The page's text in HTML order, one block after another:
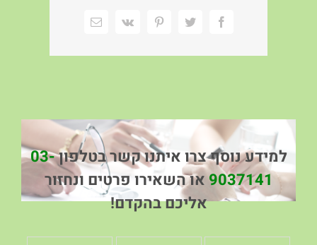
Facebook
Twitter
Pinterest
Vk
כתובת
למידע נוסף צרו איתנו קשר בטלפון03-
9037141או השאירו פרטים ונחזור
אליכם בהקדם!